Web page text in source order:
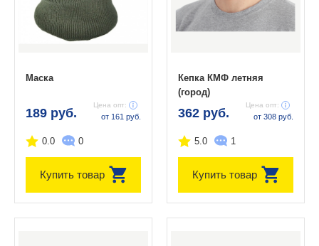
Маска
189 руб.
Цена опт:
от 161 руб.
0.0 0
Купить товар
Кепка КМФ летняя
(город)
362 руб.
Цена опт:
от 308 руб.
5.0 1
Купить товар